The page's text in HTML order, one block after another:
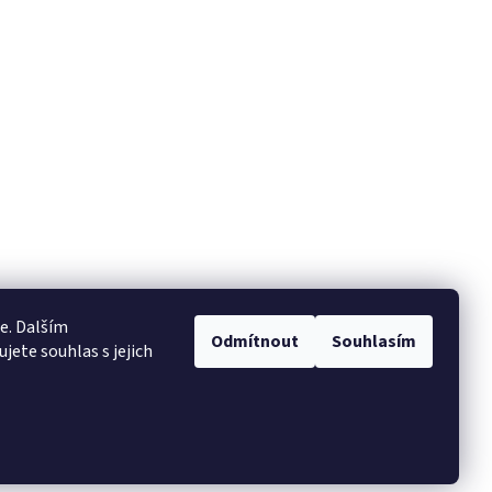
Dalším
souhlas s jejich
Odmítnout Souhlasím